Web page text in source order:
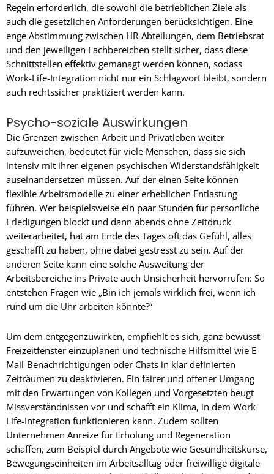
Regeln erforderlich, die sowohl die betrieblichen Ziele als
auch die gesetzlichen Anforderungen berücksichtigen. Eine
enge Abstimmung zwischen HR-Abteilungen, dem Betriebsrat
und den jeweiligen Fachbereichen stellt sicher, dass diese
Schnittstellen effektiv gemanagt werden können, sodass
Work-Life-Integration nicht nur ein Schlagwort bleibt, sondern
auch rechtssicher praktiziert werden kann.
Psycho-soziale Auswirkungen
Die Grenzen zwischen Arbeit und Privatleben weiter
aufzuweichen, bedeutet für viele Menschen, dass sie sich
intensiv mit ihrer eigenen psychischen Widerstandsfähigkeit
auseinandersetzen müssen. Auf der einen Seite können
flexible Arbeitsmodelle zu einer erheblichen Entlastung
führen. Wer beispielsweise ein paar Stunden für persönliche
Erledigungen blockt und dann abends ohne Zeitdruck
weiterarbeitet, hat am Ende des Tages oft das Gefühl, alles
geschafft zu haben, ohne dabei gestresst zu sein. Auf der
anderen Seite kann eine solche Ausweitung der
Arbeitsbereiche ins Private auch Unsicherheit hervorrufen: So
entstehen Fragen wie „Bin ich jemals wirklich frei, wenn ich
rund um die Uhr arbeiten könnte?“
Um dem entgegenzuwirken, empfiehlt es sich, ganz bewusst
Freizeitfenster einzuplanen und technische Hilfsmittel wie E-
Mail-Benachrichtigungen oder Chats in klar definierten
Zeiträumen zu deaktivieren. Ein fairer und offener Umgang
mit den Erwartungen von Kollegen und Vorgesetzten beugt
Missverständnissen vor und schafft ein Klima, in dem Work-
Life-Integration funktionieren kann. Zudem sollten
Unternehmen Anreize für Erholung und Regeneration
schaffen, zum Beispiel durch Angebote wie Gesundheitskurse,
Bewegungseinheiten im Arbeitsalltag oder freiwillige digitale